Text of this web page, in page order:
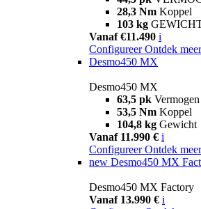
28,3 Nm Koppel
103 kg
Vanaf €11.490 i
Configureer Ontdek meer
Desmo450 MX
Desmo450 MX
63,5 pk Vermogen
53,5 Nm Koppel
104,8 kg Gewicht
Vanaf 11.990 € i
Configureer Ontdek meer
new Desmo450 MX
Desmo450 MX Factory
Vanaf 13.990 € i